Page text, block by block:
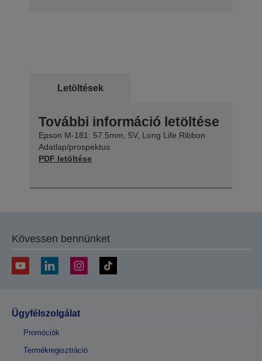
Letöltések
További információ letöltése
Epson M-181: 57.5mm, 5V, Long Life Ribbon
Adatlap/prospektus
PDF letöltése
Kövessen bennünket
Ügyfélszolgálat
Promóciók
Termékregisztráció